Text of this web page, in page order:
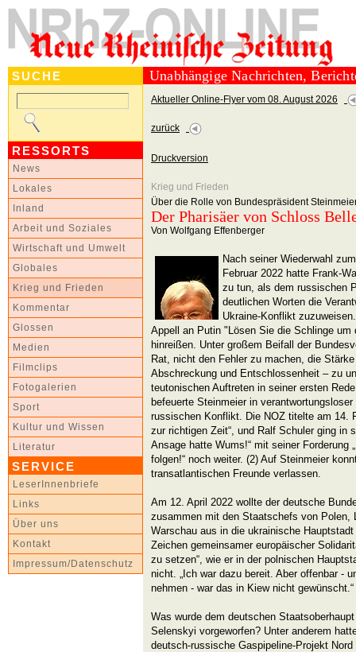
SUCHE
RESSORTS
News
Lokales
Inland
Arbeit und Soziales
Wirtschaft und Umwelt
Globales
Krieg und Frieden
Kommentar
Glossen
Medien
Filmclips
Fotogalerien
Sport
Kultur und Wissen
Literatur
SERVICE
LeserInnenbriefe
Links
Über uns
Kontakt
Impressum/Datenschutz
Unabhängige Nachrichten,
Aktueller Online-Flyer vom 08. August 2026
zurück
Druckversion
Krieg und Frieden
Über die Rolle von Bundespräsident
Der Pharisäer von Schloss
Von Wolfgang Effenberger
Nach seiner Wiederwahl
Februar 2022 hatte Frank-
zu tun, als dem russischen
deutlichen Worten die
Ukraine-Konflikt
Appell an Putin "Lösen Sie die Schlinge um
hinreißen. Unter großem Beifall der
Rat, nicht den Fehler zu machen, die
Abschreckung und Entschlossenheit – zu
teutonischen Auftreten in seiner ersten
befeuerte Steinmeier in
russischen Konflikt. Die NOZ titelte am 14.
zur richtigen Zeit“, und Ralf Schuler ging in
Ansage hatte Wums!“ mit seiner Forderung
folgen!“ noch weiter. (2) Auf Steinmeier
transatlantischen Freunde verlassen.
Am 12. April 2022 wollte der deutsche
zusammen mit den Staatschefs von Polen,
Warschau aus in die ukrainische
Zeichen gemeinsamer europäischer
zu setzen“, wie er in der polnischen
nicht. „Ich war dazu bereit. Aber offenbar -
nehmen - war das in Kiew nicht gewünscht.“
Was wurde dem deutschen
Selenskyi vorgeworfen? Unter anderem
deutsch-russische Gaspipeline-Projekt